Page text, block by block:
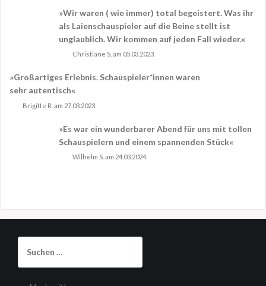
»Wir waren ( wie immer) total begeistert. Was ihr
als Laienschauspieler auf die Beine stellt ist
unglaublich. Wir kommen auf jeden Fall wieder.«
Christiane S. am 05.03.2023.
»Großartiges Erlebnis. Schauspieler*innen waren
sehr autentisch«
Brigitte R. am 27.03.2023.
»Es war ein wunderbarer Abend für uns mit tollen
Schauspielern und einem spannenden Stück«
Wilhelm S. am 24.03.2024.
nach: